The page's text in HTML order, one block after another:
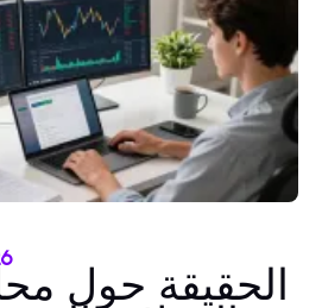
الحقيقة حول